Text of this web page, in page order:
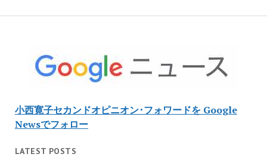
小西寛子セカンドオピニオン･フォワードを Google
Newsでフォロー
LATEST POSTS